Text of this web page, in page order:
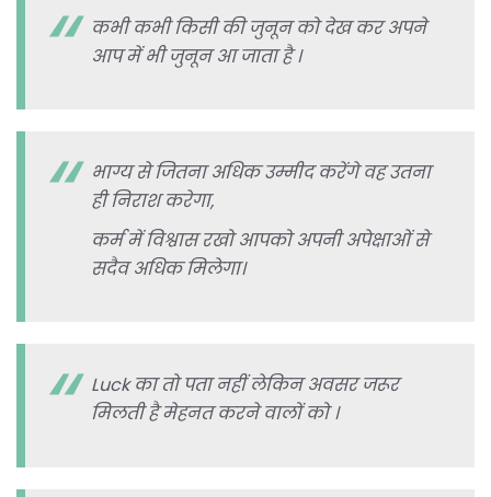
कभी कभी किसी की जुनून को देख कर अपने
आप में भी जुनून आ जाता है ।
भाग्य से जितना अधिक उम्मीद करेंगे वह उतना
ही निराश करेगा,
कर्म में विश्वास रखो आपको अपनी अपेक्षाओं से
सदैव अधिक मिलेगा।
Luck का तो पता नहीं लेकिन अवसर जरूर
मिलती है मेहनत करने वालों को ।